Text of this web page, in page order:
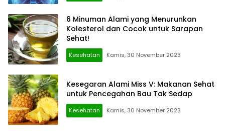
6 Minuman Alami yang Menurunkan
Kolesterol dan Cocok untuk Sarapan
Sehat!
Kesehatan Kamis, 30 November 2023
Kesegaran Alami Miss V: Makanan Sehat
untuk Pencegahan Bau Tak Sedap
Kesehatan Kamis, 30 November 2023